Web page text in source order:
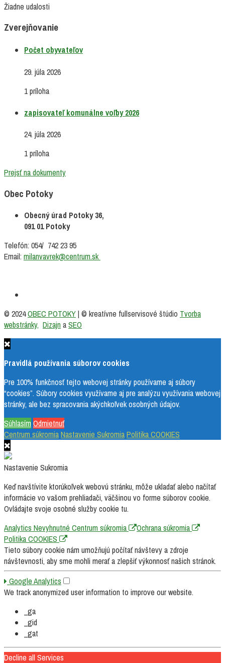
Žiadne udalosti
Zverejňovanie
Počet obyvateľov
29. júla 2026
1 príloha
zapisovateľ komunálne voľby 2026
24. júla 2026
1 príloha
Prejsť na dokumenty
Obec Potoky
Obecný úrad Potoky 36,
091 01 Potoky
Telefón: 054/ 742 23 95
Email: milanvavrek@centrum.sk
© 2024OBEC POTOKY| © kreatívne fullservisové štúdio Tvorba
webstránky, Dizajn aSEO
Pravidlá používania súborov cookies
Pre 100% funkčnosť tejto webovej stránky používame aj súbory
“cookies”. Súbory cookies využívame aj pre analýzu využívania webovej
stránky, ale bez spracovania akýchkoľvek osobných údajov.
Súhlasím Odmietnuť
Centrum súkromiaNastavenie SukromiaPolitika COOKIES
Nastavenie Sukromia
Keď navštívite ktorúkoľvek webovú stránku, môže ukladať alebo načítať
informácie vo vašom prehliadači, väčšinou vo forme súborov cookie.
Ovládajte svoje osobné služby cookie tu.
Analytics Nevyhnutné Centrum súkromia
Ochrana súkromia
Politika COOKIES
Tieto súbory cookie nám umožňujú počítať návštevy a zdroje
návštevnosti, aby sme mohli merať a zlepšiť výkonnosť našich stránok.
Google Analytics
We track anonymized user information to improve our website.
_ga
_gid
_gat
Decline all Services